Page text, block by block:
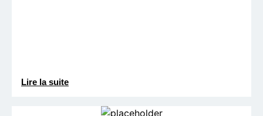
Lire la suite